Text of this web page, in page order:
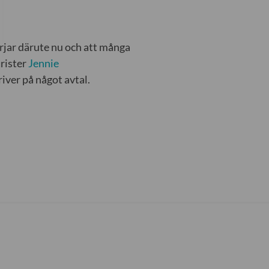
därute nu och att många
Jennie
på något avtal.